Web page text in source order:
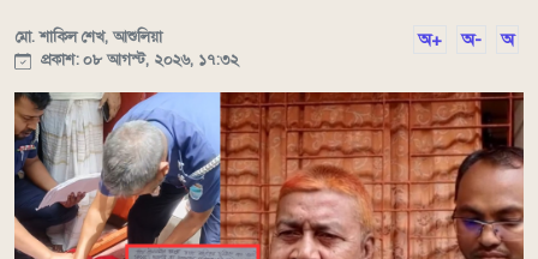
মো. শাকিল শেখ, আশুলিয়া
প্রকাশ: ০৮ আগস্ট, ২০২৬, ১৭:৩২
অ+ অ- অ